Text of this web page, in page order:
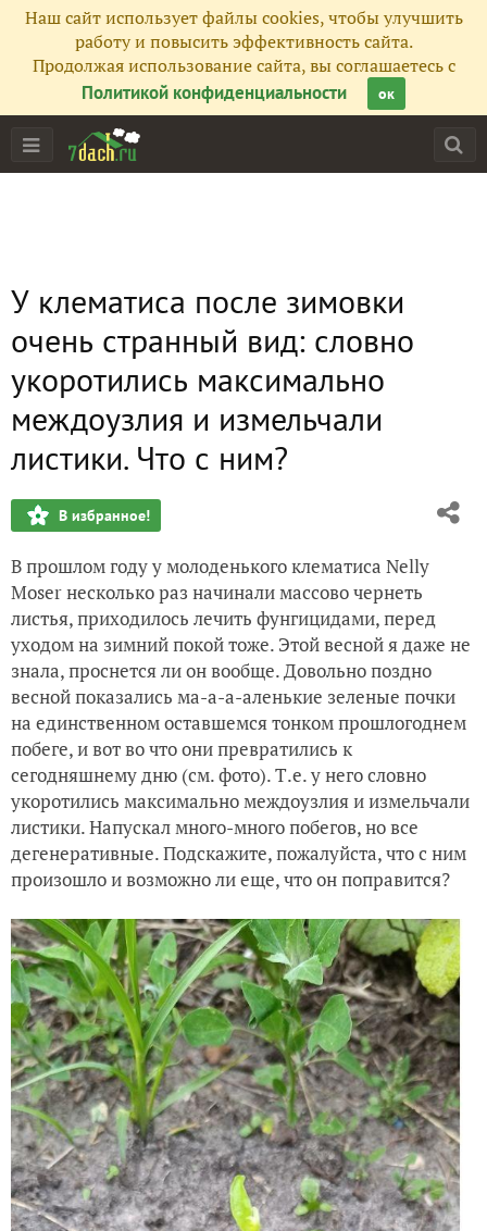
Наш сайт использует файлы cookies, чтобы улучшить
работу и повысить эффективность сайта.
Продолжая использование сайта, вы соглашаетесь с
Политикой конфиденциальности
ок
У клематиса после зимовки
очень странный вид: словно
укоротились максимально
междоузлия и измельчали
листики. Что с ним?
В избранное!
В прошлом году у молоденького клематиса Nelly
Moser несколько раз начинали массово чернеть
листья, приходилось лечить фунгицидами, перед
уходом на зимний покой тоже. Этой весной я даже не
знала, проснется ли он вообще. Довольно поздно
весной показались ма-а-а-аленькие зеленые почки
на единственном оставшемся тонком прошлогоднем
побеге, и вот во что они превратились к
сегодняшнему дню (см. фото). Т.е. у него словно
укоротились максимально междоузлия и измельчали
листики. Напускал много-много побегов, но все
дегенеративные. Подскажите, пожалуйста, что с ним
произошло и возможно ли еще, что он поправится?